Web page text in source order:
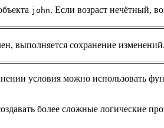
john. Если возраст нечётный,
выполняется сохранение изменений.
условия можно использовать
более сложные логические